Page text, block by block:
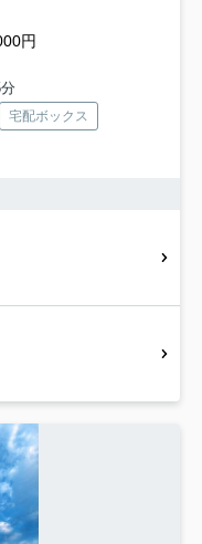
円
宅配ボックス